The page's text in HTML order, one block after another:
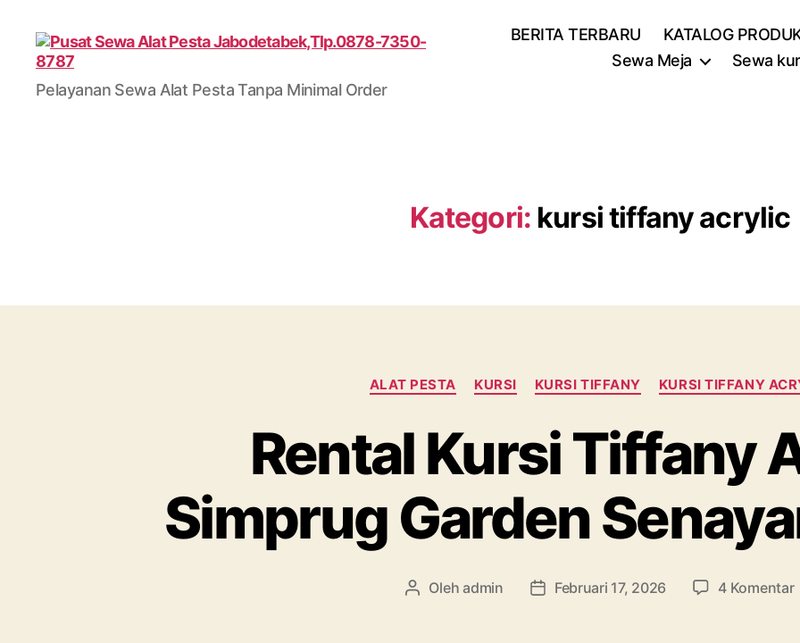
Pusat
Sewa
Pelayanan Sewa Alat Pesta Tanpa Minimal Order
BERITA TERBARU KATALOG
Sewa Meja
Sewa
Kategori: kursi tiffany acrylic
Kategori
ALAT PESTA KURSI KURSI TIFFANY KURSI TIFFANY
Rental Kursi Tiffany
Simprug Garden
Penulis
Olehadmin
Tanggal
Februari 17, 2026 4 Komentar